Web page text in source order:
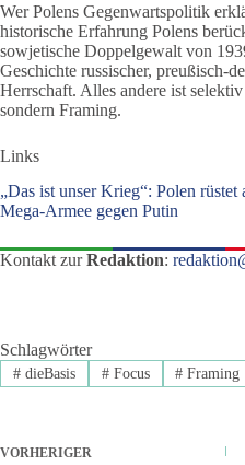
Wer Polens Gegenwartspolitik
historische Erfahrung Polens
sowjetische Doppelgewalt von
Geschichte russischer, preußisch-
Herrschaft. Alles andere ist
sondern Framing.
Links
„Das ist unser Krieg“: Polen
Mega-Armee gegen Putin
Kontakt zurRedaktion:
Schlagwörter
#dieBasis #Focus # Framing
VORHERIGER